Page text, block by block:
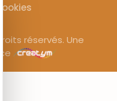
réservés. Une